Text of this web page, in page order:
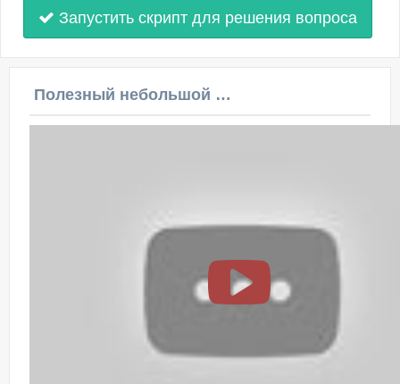
Запустить скрипт для решения вопроса
Полезный небольшой видеоурок по этой теме